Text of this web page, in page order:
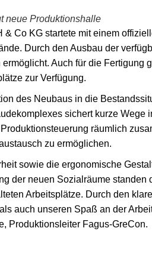
neue Produktionshalle
Co KG startete mit einem
Durch den Ausbau der
Auch für die Fertigung
zur Verfügung.
des Neubaus in die
sichert kurze Wege
räumlich
zu ermöglichen.
sowie die ergonomische
der neuen Sozialräume standen
Arbeitsplätze. Durch den
auch unseren Spaß an der
Produktionsleiter Fagus-GreCon.